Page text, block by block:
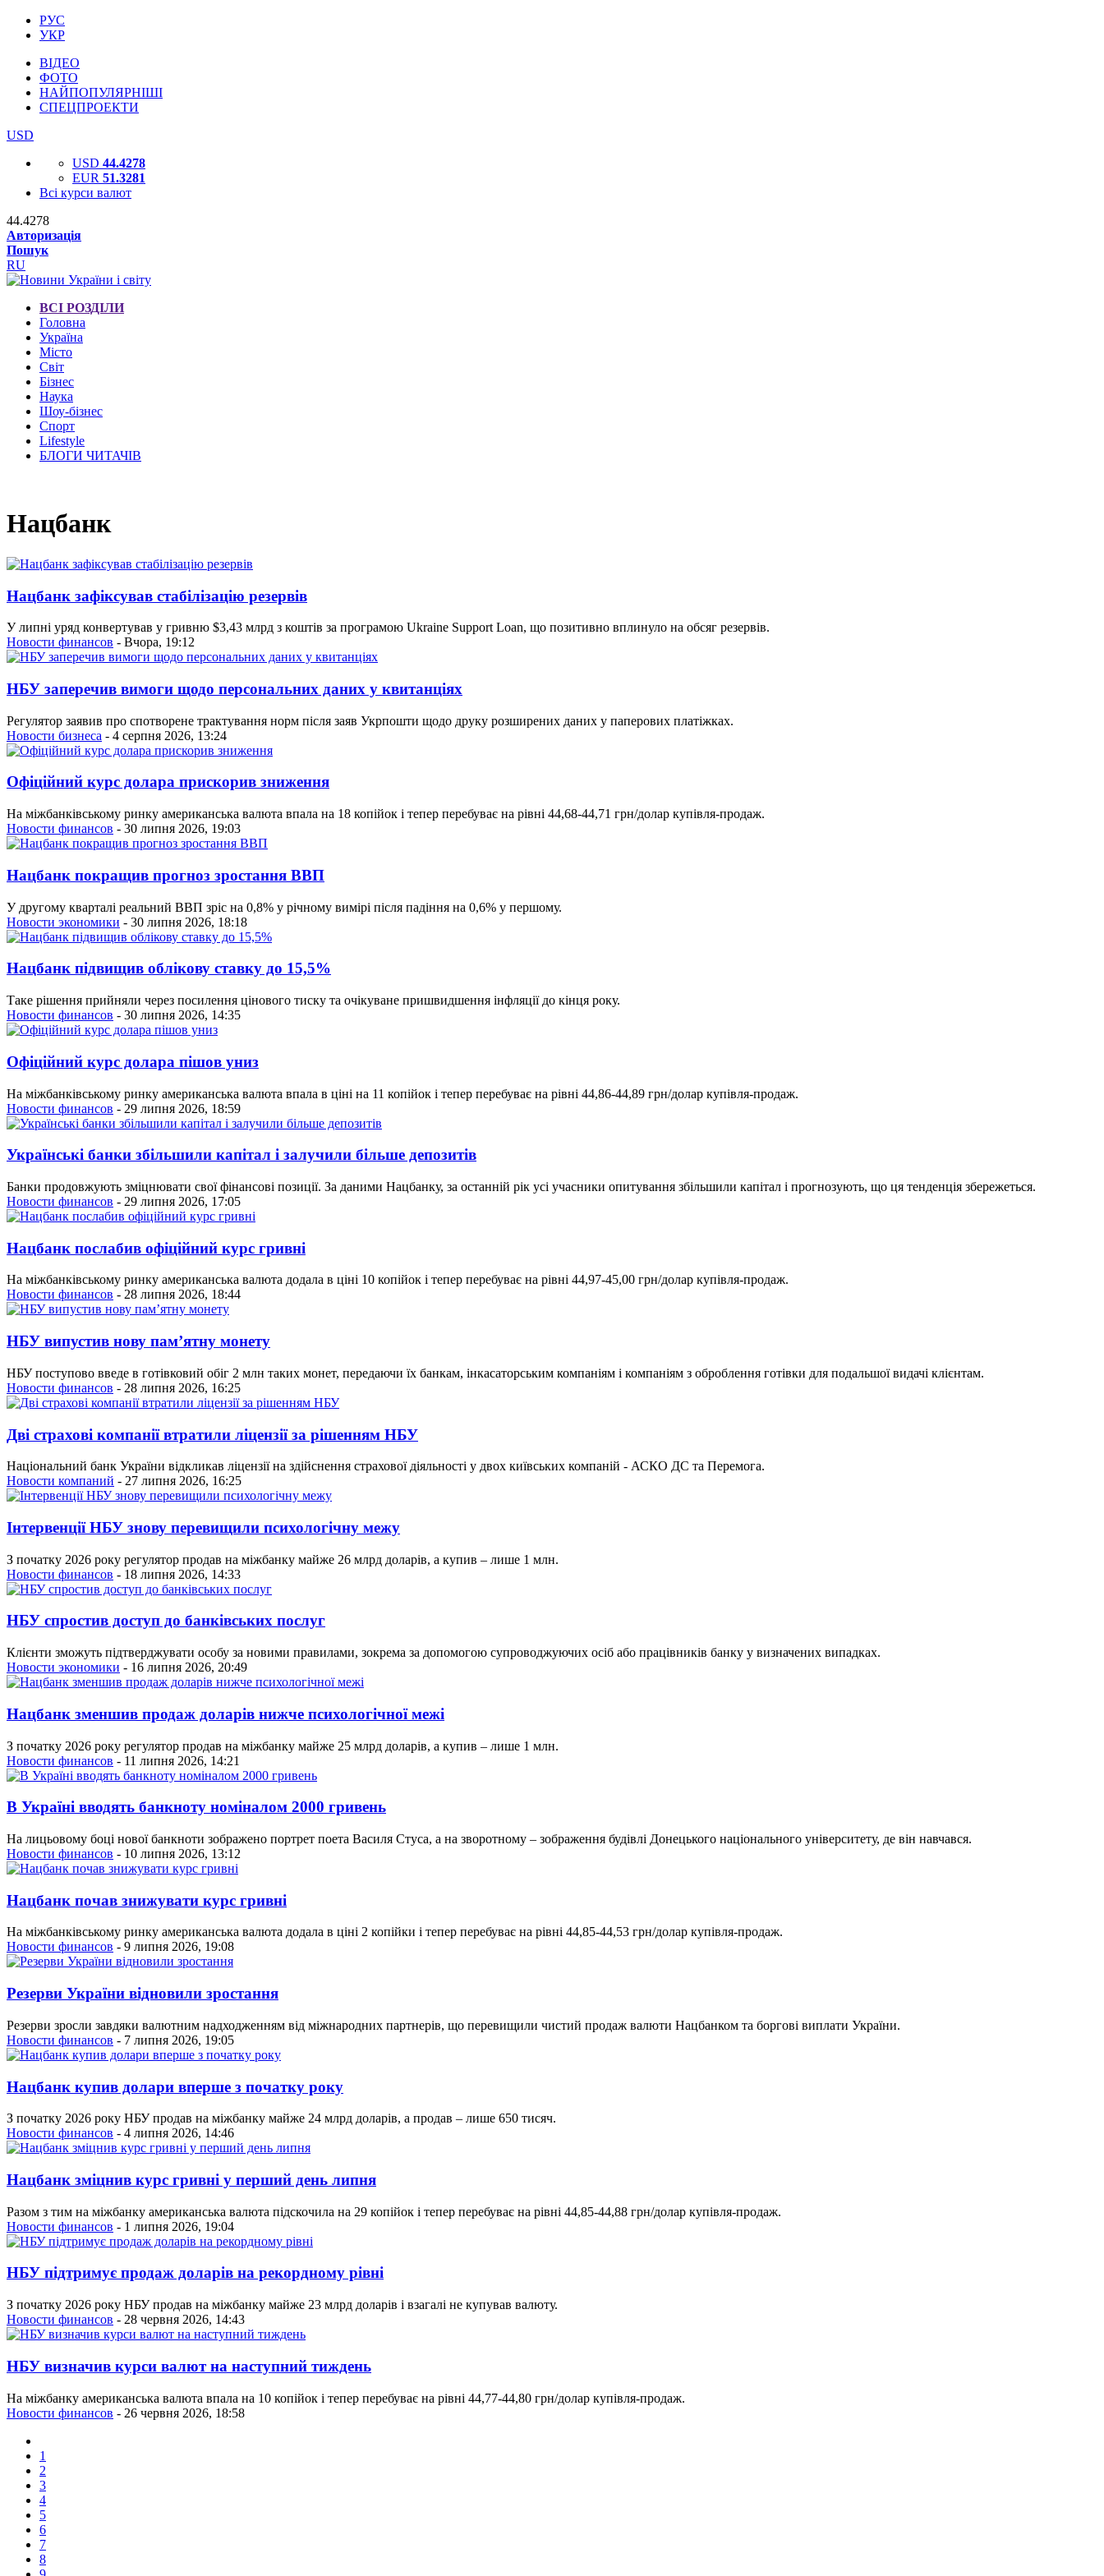
РУС
УКР
ВІДЕО
ФОТО
НАЙПОПУЛЯРНІШІ
СПЕЦПРОЕКТИ
USD
USD 44.4278
EUR 51.3281
Всі курси валют
44.4278
Авторизація
Пошук
RU
ВСІ РОЗДІЛИ
Головна
Україна
Місто
Світ
Бізнес
Наука
Шоу-бізнес
Спорт
Lifestyle
БЛОГИ ЧИТАЧІВ
Нацбанк
Нацбанк зафіксував стабілізацію резервів
У липні уряд конвертував у гривню $3,43 млрд з коштів за програмою Ukraine Support Loan, що позитивно вплинуло на обсяг резервів.
Новости финансов - Вчора, 19:12
НБУ заперечив вимоги щодо персональних даних у квитанціях
Регулятор заявив про спотворене трактування норм після заяв Укрпошти щодо друку розширених даних у паперових платіжках.
Новости бизнеса - 4 серпня 2026, 13:24
Офіційний курс долара прискорив зниження
На міжбанківському ринку американська валюта впала на 18 копійок і тепер перебуває на рівні 44,68-44,71 грн/долар купівля-продаж.
Новости финансов - 30 липня 2026, 19:03
Нацбанк покращив прогноз зростання ВВП
У другому кварталі реальний ВВП зріс на 0,8% у річному вимірі після падіння на 0,6% у першому.
Новости экономики - 30 липня 2026, 18:18
Нацбанк підвищив облікову ставку до 15,5%
Таке рішення прийняли через посилення цінового тиску та очікуване пришвидшення інфляції до кінця року.
Новости финансов - 30 липня 2026, 14:35
Офіційний курс долара пішов униз
На міжбанківському ринку американська валюта впала в ціні на 11 копійок і тепер перебуває на рівні 44,86-44,89 грн/долар купівля-продаж.
Новости финансов - 29 липня 2026, 18:59
Українські банки збільшили капітал і залучили більше депозитів
Банки продовжують зміцнювати свої фінансові позиції. За даними Нацбанку, за останній рік усі учасники опитування збільшили капітал і прогнозують, що ця тенденція збережеться.
Новости финансов - 29 липня 2026, 17:05
Нацбанк послабив офіційний курс гривні
На міжбанківському ринку американська валюта додала в ціні 10 копійок і тепер перебуває на рівні 44,97-45,00 грн/долар купівля-продаж.
Новости финансов - 28 липня 2026, 18:44
НБУ випустив нову пам’ятну монету
НБУ поступово введе в готівковий обіг 2 млн таких монет, передаючи їх банкам, інкасаторським компаніям і компаніям з оброблення готівки для подальшої видачі клієнтам.
Новости финансов - 28 липня 2026, 16:25
Дві страхові компанії втратили ліцензії за рішенням НБУ
Національний банк України відкликав ліцензії на здійснення страхової діяльності у двох київських компаній - АСКО ДС та Перемога.
Новости компаний - 27 липня 2026, 16:25
Інтервенції НБУ знову перевищили психологічну межу
З початку 2026 року регулятор продав на міжбанку майже 26 млрд доларів, а купив – лише 1 млн.
Новости финансов - 18 липня 2026, 14:33
НБУ спростив доступ до банківських послуг
Клієнти зможуть підтверджувати особу за новими правилами, зокрема за допомогою супроводжуючих осіб або працівників банку у визначених випадках.
Новости экономики - 16 липня 2026, 20:49
Нацбанк зменшив продаж доларів нижче психологічної межі
З початку 2026 року регулятор продав на міжбанку майже 25 млрд доларів, а купив – лише 1 млн.
Новости финансов - 11 липня 2026, 14:21
В Україні вводять банкноту номіналом 2000 гривень
На лицьовому боці нової банкноти зображено портрет поета Василя Стуса, а на зворотному – зображення будівлі Донецького національного університету, де він навчався.
Новости финансов - 10 липня 2026, 13:12
Нацбанк почав знижувати курс гривні
На міжбанківському ринку американська валюта додала в ціні 2 копійки і тепер перебуває на рівні 44,85-44,53 грн/долар купівля-продаж.
Новости финансов - 9 липня 2026, 19:08
Резерви України відновили зростання
Резерви зросли завдяки валютним надходженням від міжнародних партнерів, що перевищили чистий продаж валюти Нацбанком та боргові виплати України.
Новости финансов - 7 липня 2026, 19:05
Нацбанк купив долари вперше з початку року
З початку 2026 року НБУ продав на міжбанку майже 24 млрд доларів, а продав – лише 650 тисяч.
Новости финансов - 4 липня 2026, 14:46
Нацбанк зміцнив курс гривні у перший день липня
Разом з тим на міжбанку американська валюта підскочила на 29 копійок і тепер перебуває на рівні 44,85-44,88 грн/долар купівля-продаж.
Новости финансов - 1 липня 2026, 19:04
НБУ підтримує продаж доларів на рекордному рівні
З початку 2026 року НБУ продав на міжбанку майже 23 млрд доларів і взагалі не купував валюту.
Новости финансов - 28 червня 2026, 14:43
НБУ визначив курси валют на наступний тиждень
На міжбанку американська валюта впала на 10 копійок і тепер перебуває на рівні 44,77-44,80 грн/долар купівля-продаж.
Новости финансов - 26 червня 2026, 18:58
1
2
3
4
5
6
7
8